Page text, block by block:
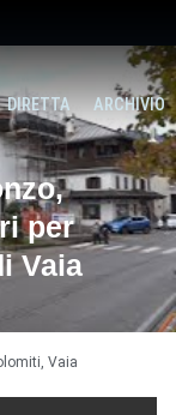
DIRETTA ARCHIVIO
per
Vaia
Vaia